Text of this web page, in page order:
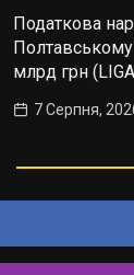
Податкова
млрд грн
7 Серпня,